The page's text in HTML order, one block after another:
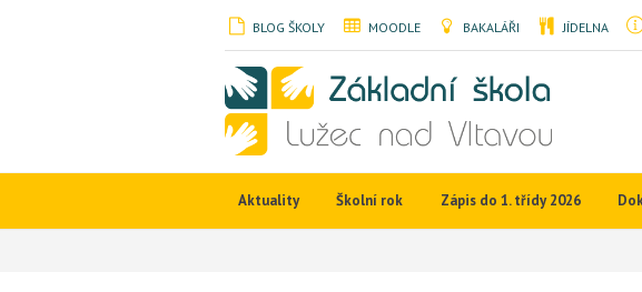
BLOG ŠKOLY MOODLE BAKALÁŘI JÍDELNA
Aktuality Školní rok Zápis do 1. třídy 2026